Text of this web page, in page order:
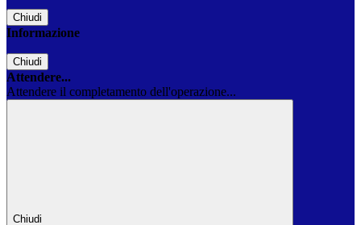
Chiudi
Informazione
Chiudi
Attendere...
Attendere il completamento dell'operazione...
Chiudi